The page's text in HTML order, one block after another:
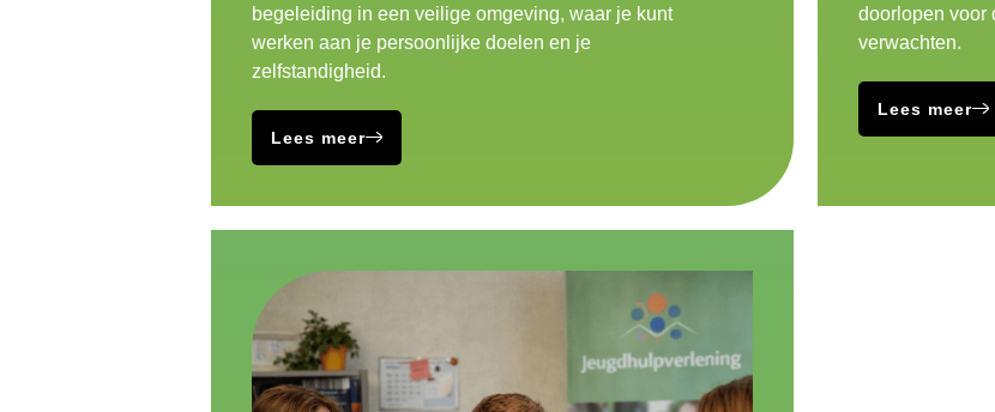
begeleiding in een veilige omgeving, waar je kunt
werken aan je persoonlijke doelen en je
zelfstandigheid.
Lees meer
doorlopen voor
verwachten.
Lees meer